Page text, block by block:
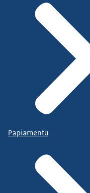
Papiamentu